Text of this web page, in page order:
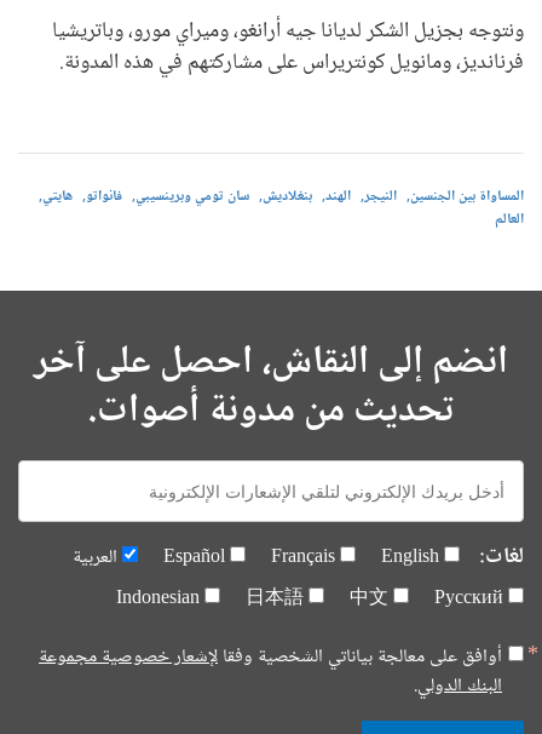
ونتوجه بجزيل الشكر لديانا جيه أرانغو، وميراي مورو، وباتريشيا
فرنانديز، ومانويل كونتريراس على مشاركتهم في هذه المدونة.
المساواة بين الجنسين النيجر الهند بنغلاديش سان تومي وبرينسيبي فانواتو هايتي
العالم
انضم إلى النقاش، احصل على آخر
تحديث من مدونة أصوات.
E-
mail:
لغات: English
Français
Español
العربية
Русский
中文
日本語
Indonesian
أوافق على معالجة بياناتي الشخصية وفقالإشعار خصوصية مجموعة
البنك الدولي.